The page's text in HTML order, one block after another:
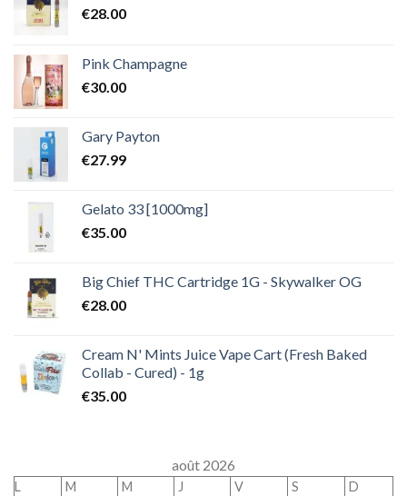
€28.00
Pink Champagne
€30.00
Gary Payton
€27.99
Gelato 33 [1000mg]
€35.00
Big Chief THC Cartridge 1G - Skywalker OG
€28.00
Cream N' Mints Juice Vape Cart (Fresh Baked
Collab - Cured) - 1g
€35.00
août 2026
L M M J V S
D